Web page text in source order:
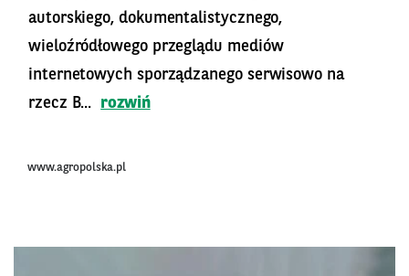
autorskiego, dokumentalistycznego,
wieloźródłowego przeglądu mediów
internetowych sporządzanego serwisowo na
rzecz B...
rozwiń
www.agropolska.pl